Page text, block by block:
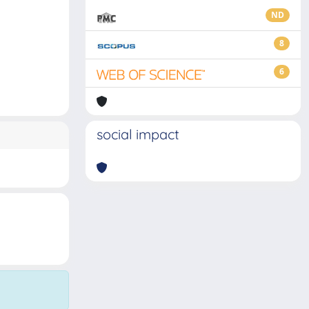
ND
8
6
social impact